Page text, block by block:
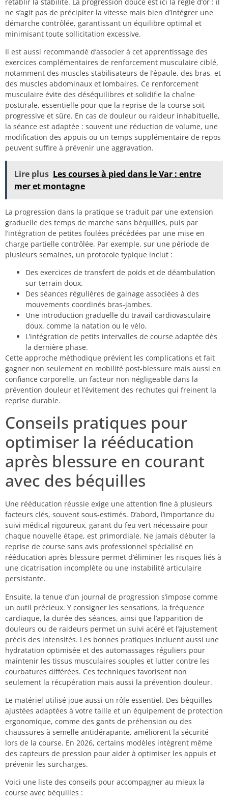
ne s’agit pas de précipiter la vitesse mais bien d’intégrer une
démarche contrôlée, garantissant un équilibre optimal et
minimisant toute sollicitation excessive.
Il est aussi recommandé d’associer à cet apprentissage des
exercices complémentaires de renforcement musculaire ciblé,
notamment des muscles stabilisateurs de l’épaule, des bras, et
des muscles abdominaux et lombaires. Ce renforcement
musculaire évite des déséquilibres et solidifie la chaîne
posturale, essentielle pour que la reprise de la course soit
progressive et sûre. En cas de douleur ou raideur inhabituelle,
la séance est adaptée : souvent une réduction de volume, une
modification des appuis ou un temps supplémentaire de repos
peuvent suffire à prévenir une aggravation.
Lire plus Les courses à pied dans le Var : entre
mer et montagne
La progression dans la pratique se traduit par une extension
graduelle des temps de marche sans béquilles, puis par
l’intégration de petites foulées précédées par une mise en
charge partielle contrôlée. Par exemple, sur une période de
plusieurs semaines, un protocole typique inclut :
Des exercices de transfert de poids et de déambulation
sur terrain doux.
Des séances régulières de gainage associées à des
mouvements coordinés bras-jambes.
Une introduction graduelle du travail cardiovasculaire
doux, comme la natation ou le vélo.
L’intégration de petits intervalles de course adaptée dès
la dernière phase.
Cette approche méthodique prévient les complications et fait
gagner non seulement en mobilité post-blessure mais aussi en
confiance corporelle, un facteur non négligeable dans la
prévention douleur et l’évitement des rechutes qui freinent la
reprise durable.
Conseils pratiques pour
optimiser la rééducation
après blessure en courant
avec des béquilles
Une rééducation réussie exige une attention fine à plusieurs
facteurs clés, souvent sous-estimés. D’abord, l’importance du
suivi médical rigoureux, garant du feu vert nécessaire pour
chaque nouvelle étape, est primordiale. Ne jamais débuter la
reprise de course sans avis professionnel spécialisé en
rééducation après blessure permet d’éliminer les risques liés à
une cicatrisation incomplète ou une instabilité articulaire
persistante.
Ensuite, la tenue d’un journal de progression s’impose comme
un outil précieux. Y consigner les sensations, la fréquence
cardiaque, la durée des séances, ainsi que l’apparition de
douleurs ou de raideurs permet un suivi acéré et l’ajustement
précis des intensités. Les bonnes pratiques incluent aussi une
hydratation optimisée et des automassages réguliers pour
maintenir les tissus musculaires souples et lutter contre les
courbatures différées. Ces techniques favorisent non
seulement la récupération mais aussi la prévention douleur.
Le matériel utilisé joue aussi un rôle essentiel. Des béquilles
ajustées adaptées à votre taille et un équipement de protection
ergonomique, comme des gants de préhension ou des
chaussures à semelle antidérapante, améliorent la sécurité
lors de la course. En 2026, certains modèles intègrent même
des capteurs de pression pour aider à optimiser les appuis et
prévenir les surcharges.
Voici une liste des conseils pour accompagner au mieux la
course avec béquilles :